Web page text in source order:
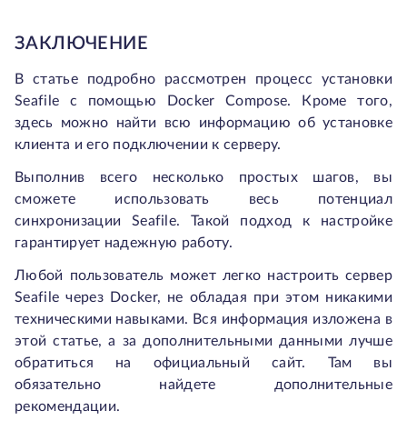
ЗАКЛЮЧЕНИЕ
В статье подробно рассмотрен процесс установки
Seafile с помощью Docker Compose. Кроме того,
здесь можно найти всю информацию об установке
клиента и его подключении к серверу.
Выполнив всего несколько простых шагов, вы
сможете использовать весь потенциал
синхронизации Seafile. Такой подход к настройке
гарантирует надежную работу.
Любой пользователь может легко настроить сервер
Seafile через Docker, не обладая при этом никакими
техническими навыками. Вся информация изложена в
этой статье, а за дополнительными данными лучше
обратиться на официальный сайт. Там вы
обязательно найдете дополнительные
рекомендации.